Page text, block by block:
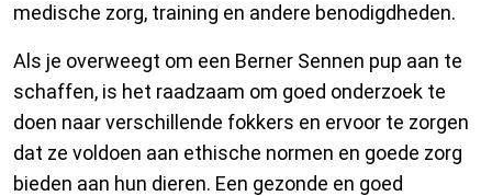
medische zorg, training en andere benodigdheden.
Als je overweegt om een Berner Sennen pup aan te
schaffen, is het raadzaam om goed onderzoek te
doen naar verschillende fokkers en ervoor te zorgen
dat ze voldoen aan ethische normen en goede zorg
bieden aan hun dieren. Een gezonde en goed